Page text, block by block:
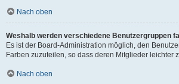
Nach oben
Weshalb werden verschiedene Benutzergruppen
Es ist der Board-Administration möglich, den
Farben zuzuteilen, so dass deren Mitglieder leichter
Nach oben